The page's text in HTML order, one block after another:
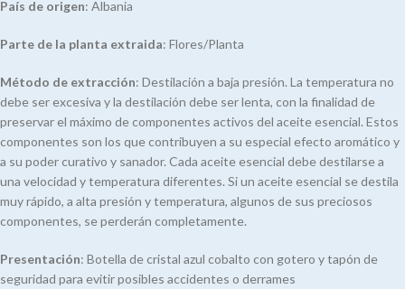
País de origen: Albania
Parte de la planta extraida: Flores/Planta
Método de extracción: Destilación a baja presión. La temperatura no
debe ser excesiva y la destilación debe ser lenta, con la finalidad de
preservar el máximo de componentes activos del aceite esencial. Estos
componentes son los que contribuyen a su especial efecto aromático y
a su poder curativo y sanador. Cada aceite esencial debe destilarse a
una velocidad y temperatura diferentes. Si un aceite esencial se destila
muy rápido, a alta presión y temperatura, algunos de sus preciosos
componentes, se perderán completamente.
Presentación: Botella de cristal azul cobalto con gotero y tapón de
seguridad para evitir posibles accidentes o derrames